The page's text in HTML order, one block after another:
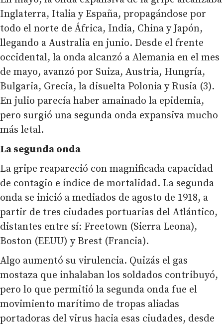
Inglaterra, Italia y España, propagándose por
todo el norte de África, India, China y Japón,
llegando a Australia en junio. Desde el frente
occidental, la onda alcanzó a Alemania en el mes
de mayo, avanzó por Suiza, Austria, Hungría,
Bulgaria, Grecia, la disuelta Polonia y Rusia (3).
En julio parecía haber amainado la epidemia,
pero surgió una segunda onda expansiva mucho
más letal.
La segunda onda
La gripe reapareció con magnificada capacidad
de contagio e índice de mortalidad. La segunda
onda se inició a mediados de agosto de 1918, a
partir de tres ciudades portuarias del Atlántico,
distantes entre sí: Freetown (Sierra Leona),
Boston (EEUU) y Brest (Francia).
Algo aumentó su virulencia. Quizás el gas
mostaza que inhalaban los soldados contribuyó,
pero lo que permitió la segunda onda fue el
movimiento marítimo de tropas aliadas
portadoras del virus hacia esas ciudades, desde